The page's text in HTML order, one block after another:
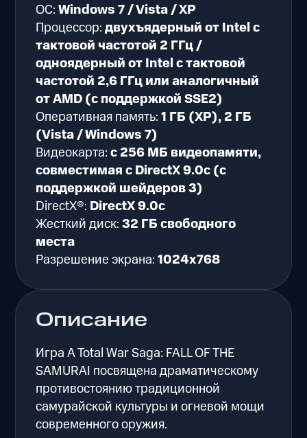
Описание
Игра A Total War Saga: FALL OF THE
SAMURAI посвящена драматическому
противостоянию традиционной
самурайской культуры и огневой мощи
современного оружия.
ОС:Windows 7 / Vista / XP
Процессор:двухъядерный от Intel с
тактовой частотой 2 ГГц /
одноядерный от Intel с тактовой
частотой 2,6 ГГц или аналогичный
от AMD (с поддержкой SSE2)
Оперативная память:1 ГБ (XP), 2 ГБ
(Vista / Windows 7)
Видеокарта:с 256 МБ видеопамяти,
совместимая с DirectX 9.0c (с
поддержкой шейдеров 3)
DirectX®: DirectX 9.0c
Жесткий диск:32 ГБ свободного
места
Разрешение экрана:1024x768